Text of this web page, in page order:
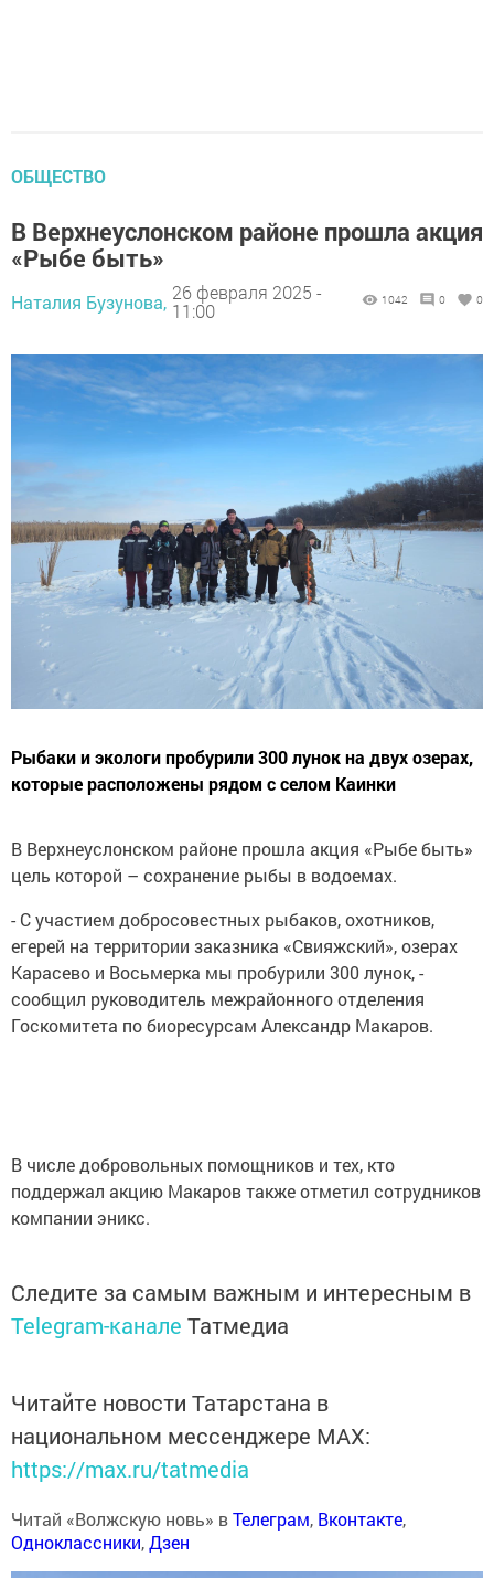
ОБЩЕСТВО
В Верхнеуслонском районе прошла акция
«Рыбе быть»
Наталия Бузунова, 26 февраля 2025 -
11:00
1042 0 0
Рыбаки и экологи пробурили 300 лунок на двух озерах,
которые расположены рядом с селом Каинки
В Верхнеуслонском районе прошла акция «Рыбе быть»
цель которой – сохранение рыбы в водоемах.
- С участием добросовестных рыбаков, охотников,
егерей на территории заказника «Свияжский», озерах
Карасево и Восьмерка мы пробурили 300 лунок, -
сообщил руководитель межрайонного отделения
Госкомитета по биоресурсам Александр Макаров.
В числе добровольных помощников и тех, кто
поддержал акцию Макаров также отметил сотрудников
компании эникс.
Следите за самым важным и интересным в
Telegram-канале Татмедиа
Читайте новости Татарстана в
национальном мессенджере MАХ:
https://max.ru/tatmedia
Читай «Волжскую новь» вТелеграм, Вконтакте,
Одноклассники,Дзен